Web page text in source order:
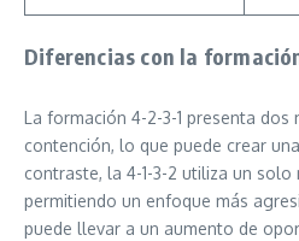
Diferencias con la
La formación 4-2-3-1 presenta dos
contención, lo que puede crear
contraste, la 4-1-3-2 utiliza un
permitiendo un enfoque más
puede llevar a un aumento de